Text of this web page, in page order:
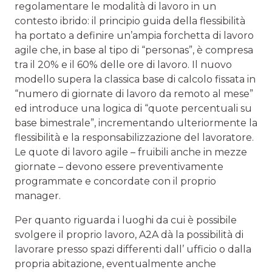
regolamentare le modalità di lavoro in un
contesto ibrido: il principio guida della flessibilità
ha portato a definire un’ampia forchetta di lavoro
agile che, in base al tipo di “personas”, è compresa
tra il 20% e il 60% delle ore di lavoro. Il nuovo
modello supera la classica base di calcolo fissata in
“numero di giornate di lavoro da remoto al mese”
ed introduce una logica di “quote percentuali su
base bimestrale”, incrementando ulteriormente la
flessibilità e la responsabilizzazione del lavoratore.
Le quote di lavoro agile – fruibili anche in mezze
giornate – devono essere preventivamente
programmate e concordate con il proprio
manager.
Per quanto riguarda i luoghi da cui è possibile
svolgere il proprio lavoro, A2A dà la possibilità di
lavorare presso spazi differenti dall’ ufficio o dalla
propria abitazione, eventualmente anche